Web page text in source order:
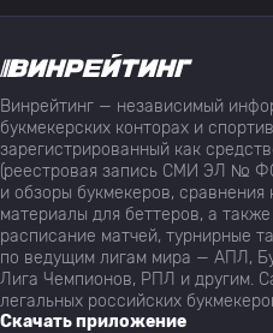
Винрейтинг — независимый
букмекерских конторах и
зарегистрированный как
(реестровая запись СМИ ЭЛ №
и обзоры букмекеров,
материалы для беттеров, а
расписание матчей, турнирные
по ведущим лигам мира — АПЛ,
Лига Чемпионов, РПЛ и другим.
легальных российских
Скачать приложение